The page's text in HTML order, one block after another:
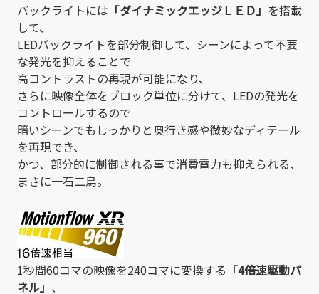
バックライトには 「ダイナミックエッジＬＥＤ」 を搭載
して、
LEDバックライトを部分制御して、シーンによって不要
な発光を抑えることで
高コントラストの再現が可能になり、
さらに映像全体をブロック単位に分けて、LEDの発光を
コントロールするので
暗いシーンでもしっかりと奥行き感や微妙なディテール
を再現でき、
かつ、部分的に制御される事で消費電力も抑えられる、
まさに一石二鳥。
1秒間60コマの映像を240コマに変換する 「4倍速駆動パ
ネル」 、